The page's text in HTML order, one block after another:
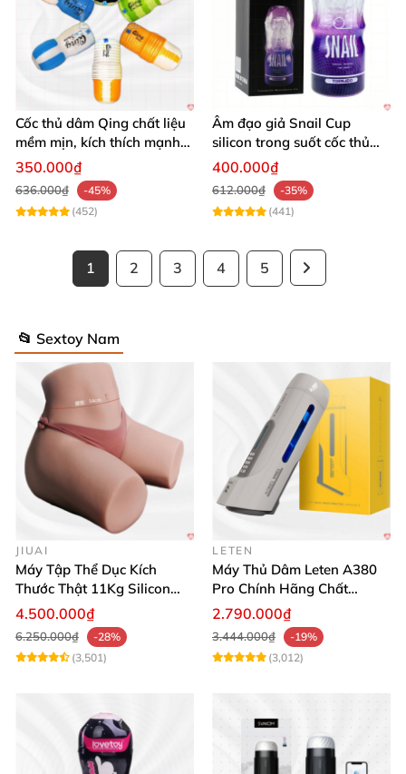
Cốc thủ dâm Qing chất liệu
mềm mịn, kích thích mạnh
mẽ
350.000₫
636.000₫
-45%
(452)
Âm đạo giả Snail Cup
silicon trong suốt cốc thủ
dâm nam cực sướng
400.000₫
612.000₫
-35%
(441)
1 2 3 4 5
📂 Sextoy Nam
JIUAI
Máy Tập Thể Dục Kích
Thước Thật 11Kg Silicon
Cao Cấp Nhật Bản
4.500.000₫
6.250.000₫
-28%
(3,501)
LETEN
Máy Thủ Dâm Leten A380
Pro Chính Hãng Chất
Lượng Cao
2.790.000₫
3.444.000₫
-19%
(3,012)